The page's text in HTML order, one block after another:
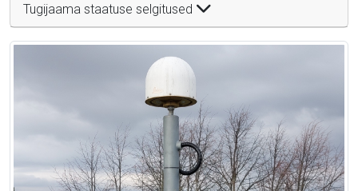
Tugijaama staatuse selgitused